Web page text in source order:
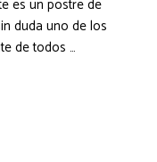
es un postre de
duda uno de los
de todos …